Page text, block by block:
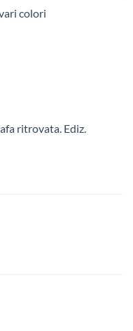
colori
ritrovata. Ediz.